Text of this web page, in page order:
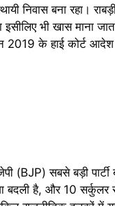
बना रहा। राबड़ी
भी खास माना
2019 के हाई कोर्ट
(BJP) सबसे बड़ी
है, और 10 सर्कुलर